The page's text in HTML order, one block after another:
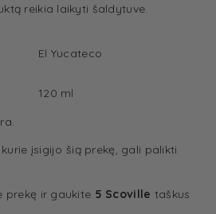
reikia laikyti šaldytuve.
El Yucateco
120 ml
įsigijo šią prekę, gali palikti
prekę ir gaukite 5 Scoville taškus